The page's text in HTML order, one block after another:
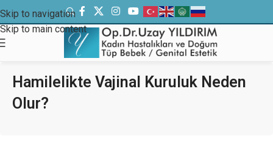
Skip to navigation
Skip to main content
Hamilelikte Vajinal Kuruluk Neden
Olur?